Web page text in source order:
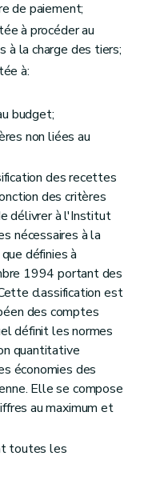
et budgétaire
du compte général
comptable et l'approche intégrée d'audit
des subventions et des prix
et au contrôle des subventions
à l'octroi de prix
biens désaffectés
à comptabilité autonome
de paiement;
à procéder au
à la charge des tiers;
à:
budget;
non liées au
des recettes
des critères
délivrer à l'Institut
nécessaires à la
définies à
1994 portant des
classification est
des comptes
définit les normes
quantitative
économies des
Elle se compose
au maximum et
toutes les